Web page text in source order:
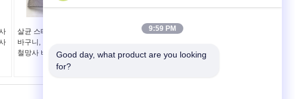
살균 스테인리스 철망사
바구니, 길쌈된 직사각형
철망사 바구니
둥근 스테인리스 철망사
스 메시 여과기 바구니
9:59 PM
Good day, what product are you looking
for?